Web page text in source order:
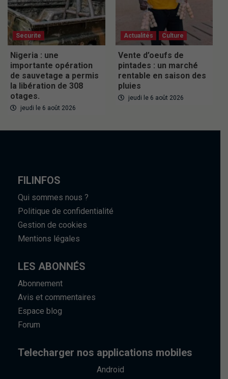
Securite
Nigeria : une
importante opération
de sauvetage a permis
la libération de 308
otages.
jeudi le 6 août 2026
Actualités Culture
Vente d’oeufs de
pintades : un marché
rentable en saison des
pluies
jeudi le 6 août 2026
FILINFOS
Qui sommes nous ?
Politique de confidentialité
Gestion de cookies
Mentions légales
LES ABONNÉS
Abonnement
Avis et commentaires
Espace blog
Forum
Telecharger nos applications mobiles
Android